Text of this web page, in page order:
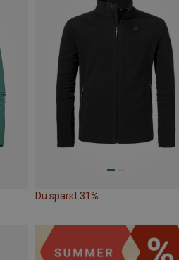
Du sparst 31%